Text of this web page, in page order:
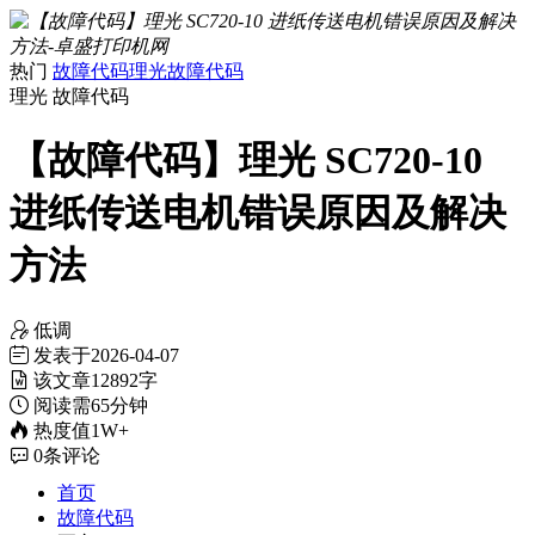
热门 故障代码理光故障代码
理光 故障代码
【故障代码】理光 SC720-10
进纸传送电机错误原因及解决
方法
低调
发表于2026-04-07
该文章12892字
阅读需65分钟
热度值1W+
0条评论
首页
故障代码